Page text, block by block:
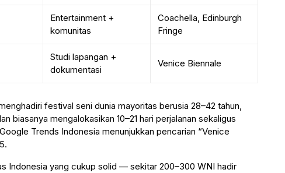
Entertainment +
komunitas
Coachella, Edinburgh
Fringe
Studi lapangan +
dokumentasi
Venice Biennale
festival seni dunia mayoritas berusia 28–42 tahun,
biasanya mengalokasikan 10–21 hari perjalanan sekaligus
Trends Indonesia menunjukkan pencarian “Venice
Indonesia yang cukup solid — sekitar 200–300 WNI hadir